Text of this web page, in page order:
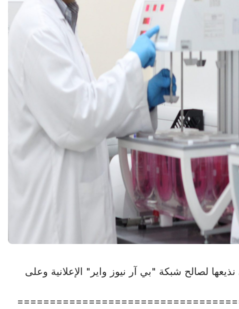
لصالح شبكة "بي آر نيوز واير" الإعلانية وعلى